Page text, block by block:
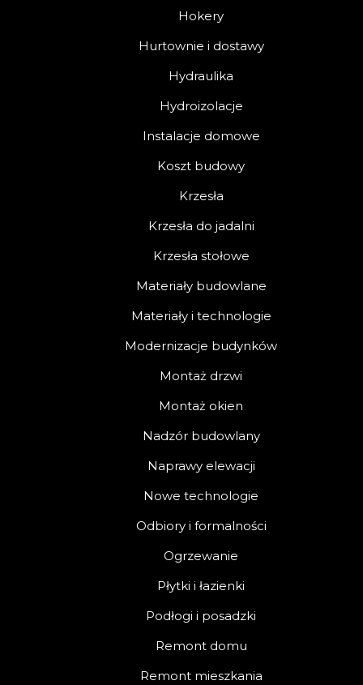
Hokery
Hurtownie i dostawy
Hydraulika
Hydroizolacje
Instalacje domowe
Koszt budowy
Krzesła
Krzesła do jadalni
Krzesła stołowe
Materiały budowlane
Materiały i technologie
Modernizacje budynków
Montaż drzwi
Montaż okien
Nadzór budowlany
Naprawy elewacji
Nowe technologie
Odbiory i formalności
Ogrzewanie
Płytki i łazienki
Podłogi i posadzki
Remont domu
Remont mieszkania